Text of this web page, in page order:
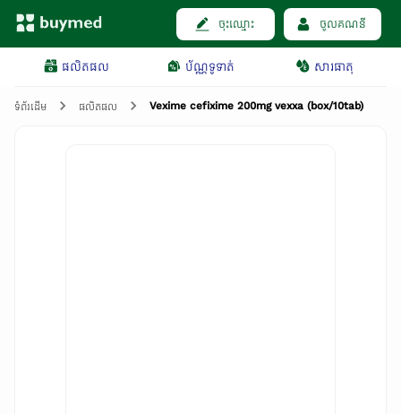
ចុះឈ្មោះ ចូលគណនី
ផលិតផល ប័ណ្ណទូទាត់ សារធាតុ
ទំព័រដើម ផលិតផល Vexime cefixime 200mg vexxa (box/10tab)